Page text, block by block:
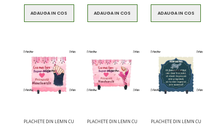
ADAUGA IN COS ADAUGA IN COS ADAUGA IN COS
PLACHETE DIN LEMN CU
PLACHETE DIN LEMN CU
PLACHETE DIN LEMN CU